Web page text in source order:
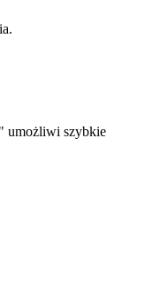
" umożliwi szybkie